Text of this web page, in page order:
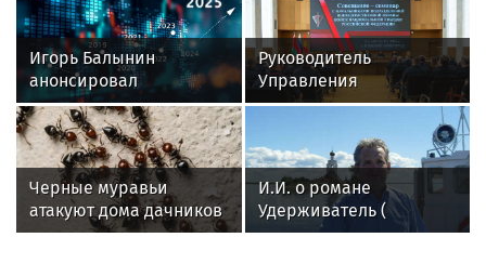
Игорь Балынин
анонсировал
шестидневную
рабочую неделю в 2027
году
Руководитель
Управления
вневедомственной
охраны Росгвардии по
Иркутской области
принял участие во
Всероссийском
совещании-семинаре в
Черные муравьи
атакуют дома дачников
И.И. о романе
Удерживатель (
Удерживающий сейчас